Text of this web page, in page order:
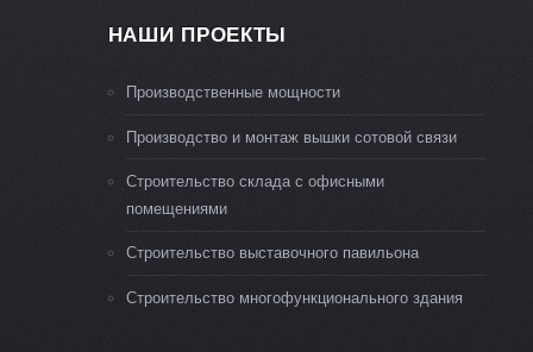
НАШИ ПРОЕКТЫ
Производственные мощности
Производство и монтаж вышки сотовой связи
Строительство склада с офисными
помещениями
Строительство выставочного павильона
Строительство многофункционального здания